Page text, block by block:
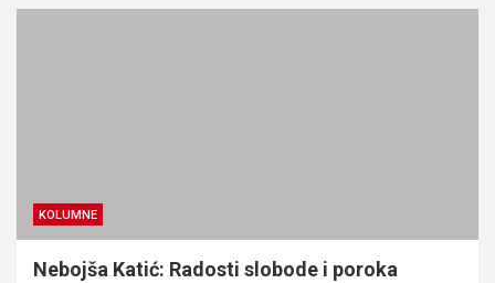
KOLUMNE
Nebojša Katić: Radosti slobode i poroka